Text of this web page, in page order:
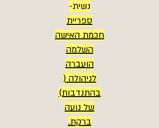
נשית-
ספריית
חכמת האישה
השלמה
הועברה
לניהולה (
בהתנדבות)
של נועה
ברקת.